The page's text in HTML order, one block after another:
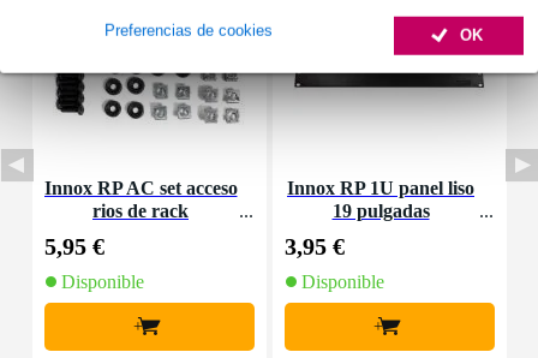
OK
Preferencias de cookies
Innox RP AC set acceso
rios de rack
5,95 €
Disponible
+
Innox RP 1U panel liso
19 pulgadas
3,95 €
Disponible
+